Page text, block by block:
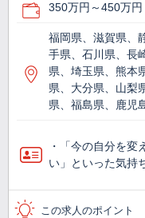
350万円～450万円
福岡県、滋賀県、
手県、石川県、長
県、埼玉県、熊本
県、大分県、山梨
県、福島県、鹿児
・「今の自分を変
い」といった気持
この求人のポイント